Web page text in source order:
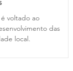
voltado ao
das
local.